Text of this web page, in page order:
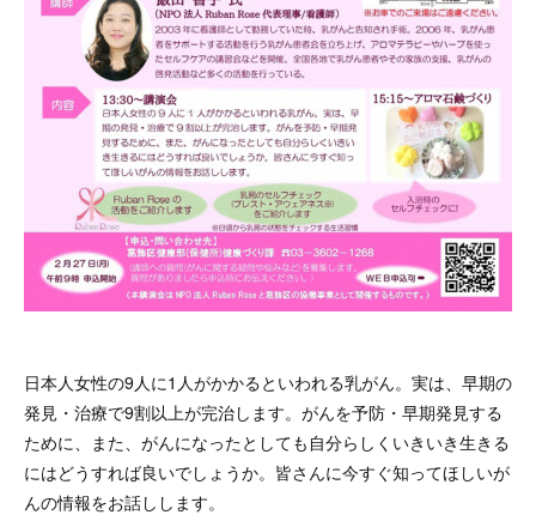
日本人女性の9人に1人がかかるといわれる乳がん。実は、早期の
発見・治療で9割以上が完治します。がんを予防・早期発見する
ために、また、がんになったとしても自分らしくいきいき生きる
にはどうすれば良いでしょうか。皆さんに今すぐ知ってほしいが
んの情報をお話しします。